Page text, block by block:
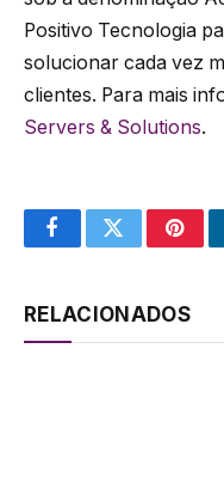
Positivo Tecnologia
solucionar cada vez
clientes. Para mais
Servers & Solutions.
FacebookTwitter
RELACIONADOS